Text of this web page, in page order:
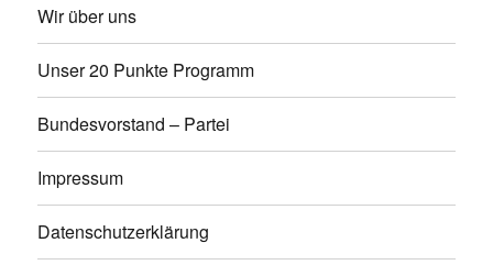
Wir über uns
Unser 20 Punkte Programm
Bundesvorstand – Partei
Impressum
Datenschutzerklärung